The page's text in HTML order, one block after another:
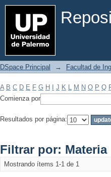
Filtrar por: Materia
DSpace Principal → Facultad de
A B C D E F G H J K L M N O P Q
Comienza por
Resultados por página:
Filtrar por: Materia
Mostrando ítems 1-1 de 1